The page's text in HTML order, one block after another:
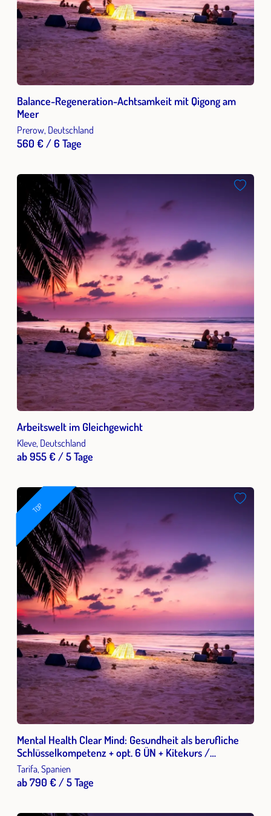
Balance-Regeneration-Achtsamkeit mit Qigong am
Meer
Prerow, Deutschland
560 € / 6 Tage
Arbeitswelt im Gleichgewicht
Kleve, Deutschland
ab 955 € / 5 Tage
TOP
Mental Health Clear Mind: Gesundheit als berufliche
Schlüsselkompetenz + opt. 6 ÜN + Kitekurs /
Kitesurfen in Tarifa, Spanien
Tarifa, Spanien
ab 790 € / 5 Tage